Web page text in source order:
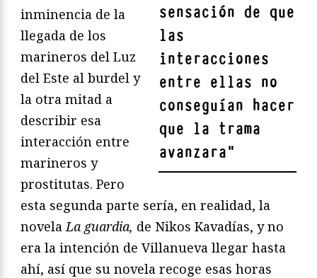
sensación de que
las
interacciones
entre ellas no
conseguían hacer
que la trama
avanzara"
inminencia de la
llegada de los
marineros del Luz
del Este al burdel y
la otra mitad a
describir esa
interacción entre
marineros y
prostitutas. Pero
esta segunda parte sería, en realidad, la
novela La guardia, de Nikos Kavadías, y no
era la intención de Villanueva llegar hasta
ahí, así que su novela recoge esas horas